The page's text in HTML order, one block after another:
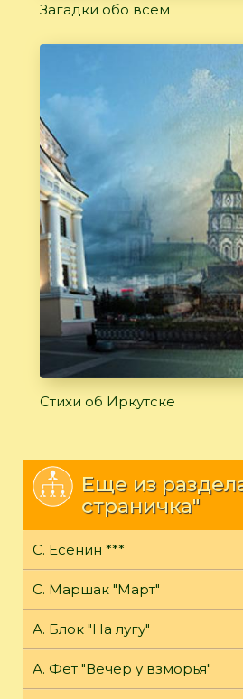
Загадки обо всем
Стихи об Иркутске
Еще из
страничка"
С. Есенин ***
С. Маршак "Март"
А. Блок "На лугу"
А. Фет "Вечер у взморья"